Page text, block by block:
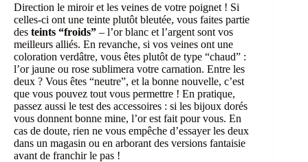
Direction le miroir et les veines de votre poignet ! Si
celles-ci ont une teinte plutôt bleutée, vous faites partie
des teints “froids” – l’or blanc et l’argent sont vos
meilleurs alliés. En revanche, si vos veines ont une
coloration verdâtre, vous êtes plutôt de type “chaud” :
l’or jaune ou rose sublimera votre carnation. Entre les
deux ? Vous êtes “neutre”, et la bonne nouvelle, c’est
que vous pouvez tout vous permettre ! En pratique,
passez aussi le test des accessoires : si les bijoux dorés
vous donnent bonne mine, l’or est fait pour vous. En
cas de doute, rien ne vous empêche d’essayer les deux
dans un magasin ou en arborant des versions fantaisie
avant de franchir le pas !